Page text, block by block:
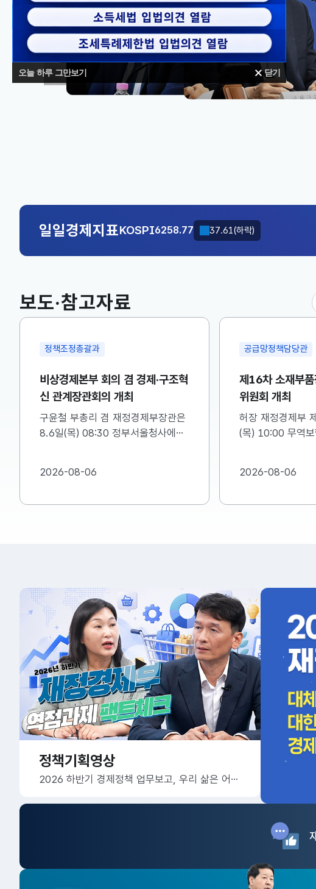
오늘 하루 그만보기 닫기
일일경제지표
3.746 0.004(상승)
국고채(3년)
보도·참고자료
정책조정총괄과
비상경제본부 회의 겸 경제·구조혁
신 관계장관회의 개최
구윤철 부총리 겸 재정경제부장관은
8.6일(목) 08:30 정부서울청사에서
자세한 내용은 첨부자료를 참고하여
2026-08-06
공급망정책담당관
제16차 소재부
위원회 개최
허장 재정경제부
(목) 10:00 무역
첨부를 참고하시
2026-08-06
정책기획영상
2026 하반기 경제정책 업무보고, 우리 삶은 어떻게 달라질까요?